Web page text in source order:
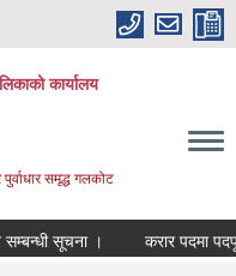
कार्यालय
समृद्ध गलकोट
सूचना । करार पदमा